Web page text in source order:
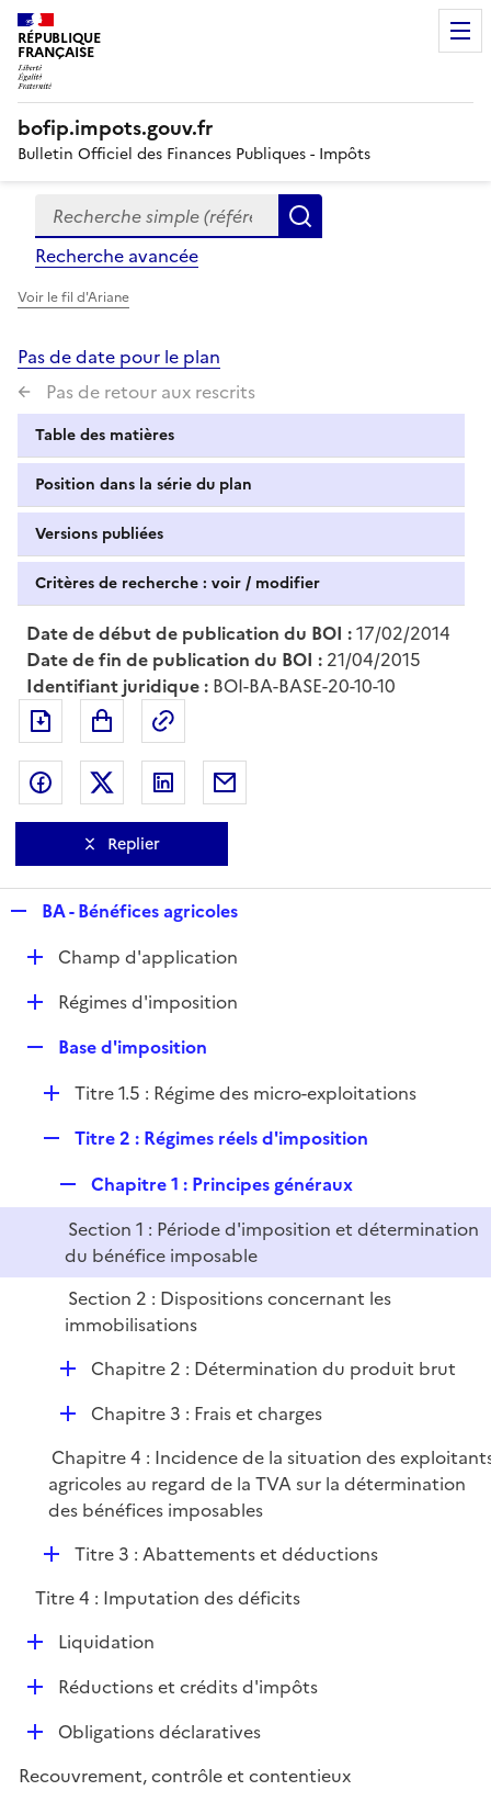
RÉPUBLIQUE
FRANÇAISE
bofip.impots.gouv.fr
Bulletin Officiel des Finances Publiques - Impôts
Formulaire
de
recherche
Recherche simple (références, mots clés, partie du
Recherche avancée
Voir le fil d'Ariane
Pas de date pour le plan
Pas de retour aux rescrits
Table des matières
Position dans la série du plan
Versions publiées
Critères de recherche : voir / modifier
Date de début de publication du BOI :17/02/2014
Date de fin de publication du BOI : 21/04/2015
Identifiant juridique : BOI-BA-BASE-20-10-10
Exporter le document au format pdf
Partager sur Facebook
Partager sur Twitter
Partager sur LinkedIn
Replier
p
l
i
e
BA - Bénéfices agricoles
D
e
Champ d'application
D
l
i
e
Régimes d'imposition
p
r
Base d'imposition
D
e
r
Titre 1.5 : Régime des micro-exploitations
p
l
e
r
Titre 2 : Régimes réels d'imposition
e
p
l
Chapitre 1 : Principes généraux
Section 1 : Période d'imposition et détermination
du bénéfice imposable
Section 2 : Dispositions concernant les
immobilisations
D
i
e
r
Chapitre 2 : Détermination du produit brut
D
p
l
i
e
Chapitre 3 : Frais et charges
Chapitre 4 : Incidence de la situation des
agricoles au regard de la TVA sur la détermination
des bénéfices imposables
D
p
e
Titre 3 : Abattements et déductions
Titre 4 : Imputation des déficits
D
e
Liquidation
D
i
Réductions et crédits d'impôts
D
p
Obligations déclaratives
Recouvrement, contrôle et contentieux